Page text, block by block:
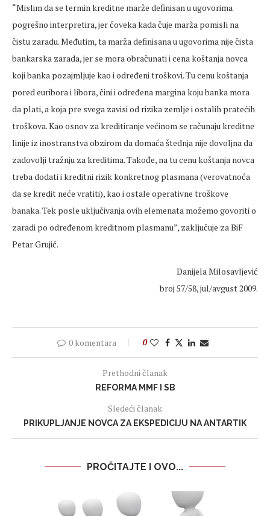
“Mislim da se termin kreditne marže definisan u ugovorima
pogrešno interpretira, jer čoveka kada čuje marža pomisli na
čistu zaradu. Međutim, ta marža definisana u ugovorima nije čista
bankarska zarada, jer se mora obračunati i cena koštanja novca
koji banka pozajmljuje kao i određeni troškovi. Tu cenu koštanja
pored euribora i libora, čini i određena margina koju banka mora
da plati, a koja pre svega zavisi od rizika zemlje i ostalih pratećih
troškova. Kao osnov za kreditiranje većinom se računaju kreditne
linije iz inostranstva obzirom da domaća štednja nije dovoljna da
zadovolji tražnju za kreditima. Takođe, na tu cenu koštanja novca
treba dodati i kreditni rizik konkretnog plasmana (verovatnoća
da se kredit neće vratiti), kao i ostale operativne troškove
banaka. Tek posle uključivanja ovih elemenata možemo govoriti o
zaradi po određenom kreditnom plasmanu”, zaključuje za BiF
Petar Grujić.
Danijela Milosavljević
broj 57/58, jul/avgust 2009.
0 komentara 0
Prethodni članak
REFORMA MMF I SB
Sledeći članak
PRIKUPLJANJE NOVCA ZA EKSPEDICIJU NA ANTARTIK
PROČITAJTE I OVO...